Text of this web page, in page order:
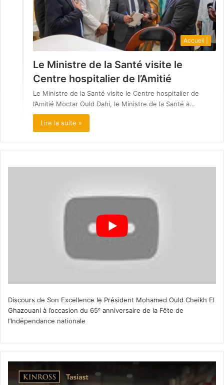
Accueil |
Le Ministre de la Santé visite le
Centre hospitalier de l’Amitié
Le Ministre de la Santé visite le Centre hospitalier de
l’Amitié Moctar Ould Dahi, le Ministre de la Santé a…
Lire la suite »
Discours de Son Excellence le Président Mohamed Ould Cheikh El
Ghazouani à l’occasion du 65ᵉ anniversaire de la Fête de
l’Indépendance nationale